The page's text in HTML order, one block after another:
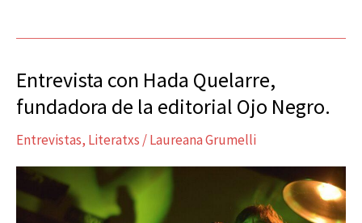
Entrevista con Hada Quelarre,
fundadora de la editorial Ojo Negro.
Entrevistas, Literatxs /Laureana Grumelli
Entrevista
con
Quelarre,
fundadora
de
la